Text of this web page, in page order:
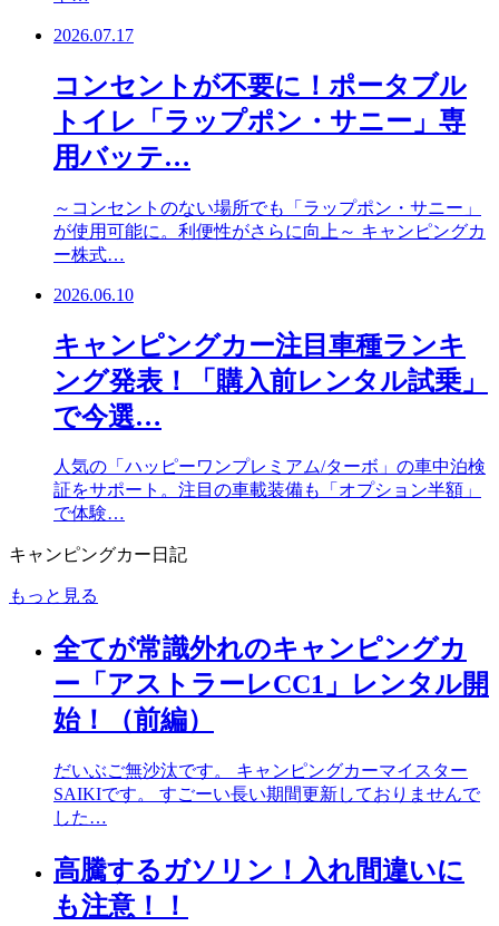
2026.07.17
コンセントが不要に！ポータブル
トイレ「ラップポン・サニー」専
用バッテ…
～コンセントのない場所でも「ラップポン・サニー」
が使用可能に。利便性がさらに向上～ キャンピングカ
ー株式…
2026.06.10
キャンピングカー注目車種ランキ
ング発表！「購入前レンタル試乗」
で今選…
人気の「ハッピーワンプレミアム/ターボ」の車中泊検
証をサポート。注目の車載装備も「オプション半額」
で体験…
キャンピングカー日記
もっと見る
全てが常識外れのキャンピングカ
ー「アストラーレCC1」レンタル開
始！（前編）
だいぶご無沙汰です。 キャンピングカーマイスター
SAIKIです。 すごーい長い期間更新しておりませんで
した…
高騰するガソリン！入れ間違いに
も注意！！